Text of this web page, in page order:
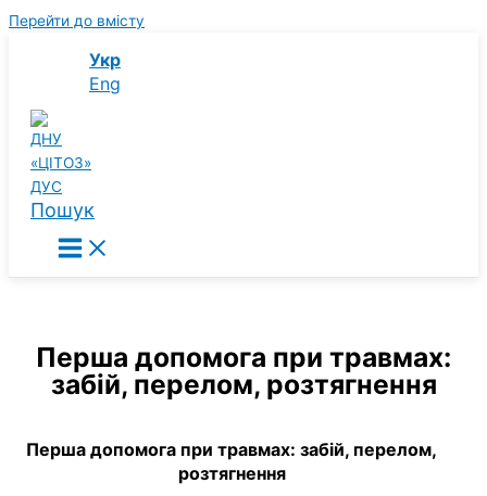
Перейти до вмісту
Укр
Eng
Пошук
Перша допомога при травмах:
забій, перелом, розтягнення
Перша допомога при травмах: забій, перелом,
розтягнення